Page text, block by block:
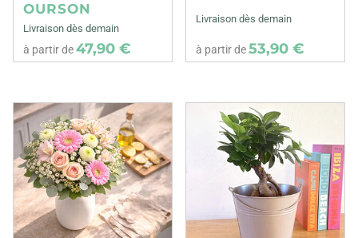
OURSON
Livraison dès demain
à partir de47,90 €
Livraison dès demain
à partir de53,90 €